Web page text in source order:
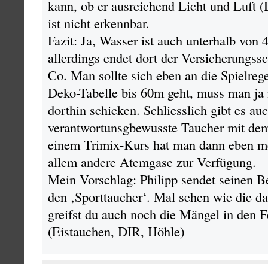
kann, ob er ausreichend Licht und Luft
ist nicht erkennbar.
Fazit: Ja, Wasser ist auch unterhalb von
allerdings endet dort der
Co. Man sollte sich eben an die
Deko-Tabelle bis 60m geht, muss man
dorthin schicken. Schliesslich gibt es
verantwortunsgbewusste Taucher mit
einem Trimix-Kurs hat man dann eben
allem andere Atemgase zur Verfügung.
Mein Vorschlag: Philipp sendet seinen
den ‚Sporttaucher‘. Mal sehen wie die
greifst du auch noch die Mängel in den
(Eistauchen, DIR, Höhle)